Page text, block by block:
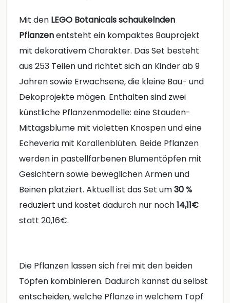
Mit den LEGO Botanicals schaukelnden
Pflanzenentsteht ein kompaktes Bauprojekt
mit dekorativem Charakter. Das Set besteht
aus 253 Teilen und richtet sich an Kinder ab 9
Jahren sowie Erwachsene, die kleine Bau- und
Dekoprojekte mögen. Enthalten sind zwei
künstliche Pflanzenmodelle: eine Stauden-
Mittagsblume mit violetten Knospen und eine
Echeveria mit Korallenblüten. Beide Pflanzen
werden in pastellfarbenen Blumentöpfen mit
Gesichtern sowie beweglichen Armen und
Beinen platziert. Aktuell ist das Set um30 %
reduziert und kostet dadurch nur noch14,11€
statt 20,16€.
Die Pflanzen lassen sich frei mit den beiden
Töpfen kombinieren. Dadurch kannst du selbst
entscheiden, welche Pflanze in welchem Topf